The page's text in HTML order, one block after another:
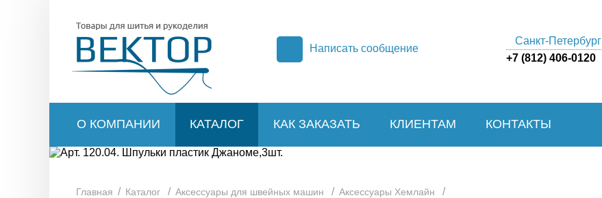
Написать сообщение
Санкт-Петербург
+7 (812) 406-0120
О КОМПАНИИ КАТАЛОГ КАК ЗАКАЗАТЬ КЛИЕНТАМ КОНТАКТЫ
Главная / Каталог / Аксессуары для швейных машин / Аксессуары Хемлайн /